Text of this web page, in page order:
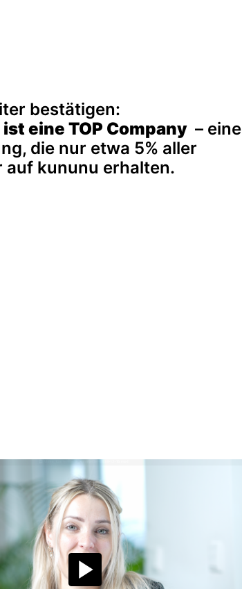
eine TOP Company – eine
die nur etwa 5% aller
auf kununu erhalten.